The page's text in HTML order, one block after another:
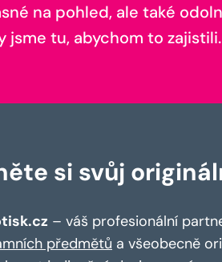
na pohled, ale také
jsme tu, abychom to zajistili.
si svůj
– váš profesionální
předmětů a všeobecně